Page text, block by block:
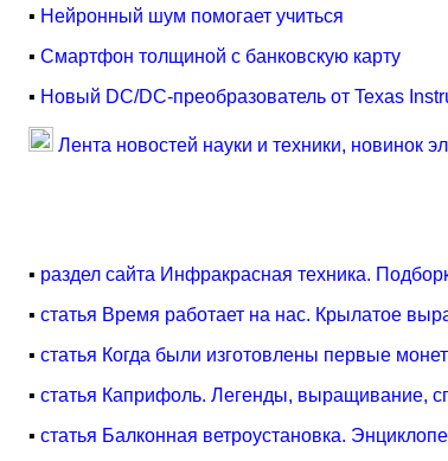
▪ Нейронный шум помогает учиться
▪ Смартфон толщиной с банковскую карту
▪ Новый DC/DC-преобразователь от Texas
Лента новостей науки и техники, новинок
▪ раздел сайта Инфракрасная техника.
▪ статья Время работает на нас. Крылатое
▪ статья Когда были изготовлены первые
▪ статья Каприфоль. Легенды, выращивание,
▪ статья Балконная ветроустановка.